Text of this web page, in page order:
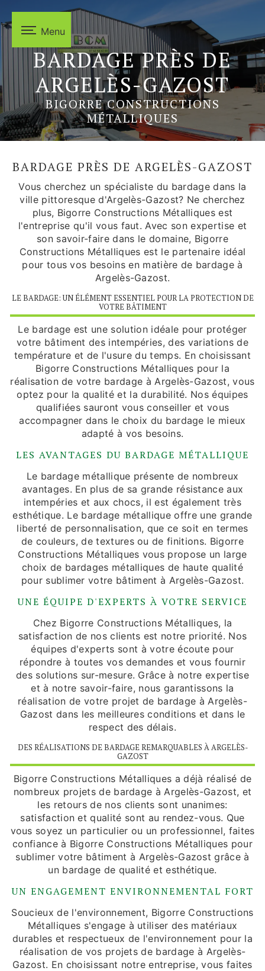
Menu
BARDAGE PRÈS DE
ARGELÈS-GAZOST
BIGORRE CONSTRUCTIONS
MÉTALLIQUES
BARDAGE PRÈS DE ARGELÈS-GAZOST
Vous cherchez un spécialiste du bardage dans la
ville pittoresque d'Argelès-Gazost? Ne cherchez
plus, Bigorre Constructions Métalliques est
l'entreprise qu'il vous faut. Avec son expertise et
son savoir-faire dans le domaine, Bigorre
Constructions Métalliques est le partenaire idéal
pour tous vos besoins en matière de bardage à
Argelès-Gazost.
LE BARDAGE: UN ÉLÉMENT ESSENTIEL POUR LA PROTECTION DE
VOTRE BÂTIMENT
Le bardage est une solution idéale pour protéger
votre bâtiment des intempéries, des variations de
température et de l'usure du temps. En choisissant
Bigorre Constructions Métalliques pour la
réalisation de votre bardage à Argelès-Gazost, vous
optez pour la qualité et la durabilité. Nos équipes
qualifiées sauront vous conseiller et vous
accompagner dans le choix du bardage le mieux
adapté à vos besoins.
LES AVANTAGES DU BARDAGE MÉTALLIQUE
Le bardage métallique présente de nombreux
avantages. En plus de sa grande résistance aux
intempéries et aux chocs, il est également très
esthétique. Le bardage métallique offre une grande
liberté de personnalisation, que ce soit en termes
de couleurs, de textures ou de finitions. Bigorre
Constructions Métalliques vous propose un large
choix de bardages métalliques de haute qualité
pour sublimer votre bâtiment à Argelès-Gazost.
UNE ÉQUIPE D'EXPERTS À VOTRE SERVICE
Chez Bigorre Constructions Métalliques, la
satisfaction de nos clients est notre priorité. Nos
équipes d'experts sont à votre écoute pour
répondre à toutes vos demandes et vous fournir
des solutions sur-mesure. Grâce à notre expertise
et à notre savoir-faire, nous garantissons la
réalisation de votre projet de bardage à Argelès-
Gazost dans les meilleures conditions et dans le
respect des délais.
DES RÉALISATIONS DE BARDAGE REMARQUABLES À ARGELÈS-
GAZOST
Bigorre Constructions Métalliques a déjà réalisé de
nombreux projets de bardage à Argelès-Gazost, et
les retours de nos clients sont unanimes:
satisfaction et qualité sont au rendez-vous. Que
vous soyez un particulier ou un professionnel, faites
confiance à Bigorre Constructions Métalliques pour
sublimer votre bâtiment à Argelès-Gazost grâce à
un bardage de qualité et esthétique.
UN ENGAGEMENT ENVIRONNEMENTAL FORT
Soucieux de l'environnement, Bigorre Constructions
Métalliques s'engage à utiliser des matériaux
durables et respectueux de l'environnement pour la
réalisation de vos projets de bardage à Argelès-
Gazost. En choisissant notre entreprise, vous faites
Panneau de gestion des cookies